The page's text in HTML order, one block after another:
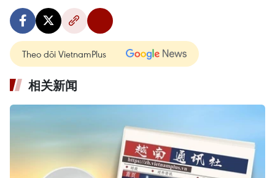
Theo dõi VietnamPlus
相关新闻